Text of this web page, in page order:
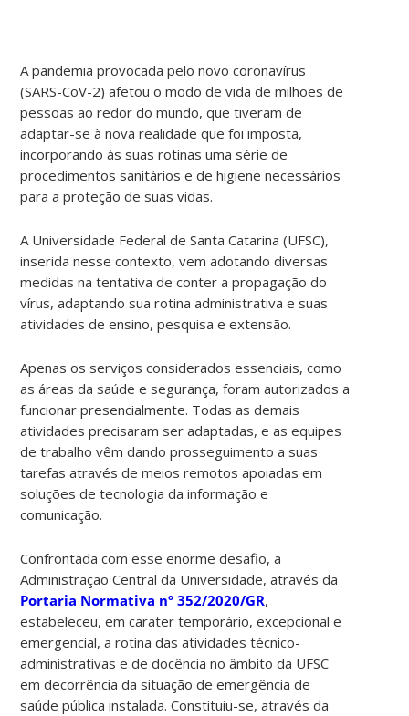
A pandemia provocada pelo novo coronavírus
(SARS-CoV-2) afetou o modo de vida de milhões de
pessoas ao redor do mundo, que tiveram de
adaptar-se à nova realidade que foi imposta,
incorporando às suas rotinas uma série de
procedimentos sanitários e de higiene necessários
para a proteção de suas vidas.
A Universidade Federal de Santa Catarina (UFSC),
inserida nesse contexto, vem adotando diversas
medidas na tentativa de conter a propagação do
vírus, adaptando sua rotina administrativa e suas
atividades de ensino, pesquisa e extensão.
Apenas os serviços considerados essenciais, como
as áreas da saúde e segurança, foram autorizados a
funcionar presencialmente. Todas as demais
atividades precisaram ser adaptadas, e as equipes
de trabalho vêm dando prosseguimento a suas
tarefas através de meios remotos apoiadas em
soluções de tecnologia da informação e
comunicação.
Confrontada com esse enorme desafio, a
Administração Central da Universidade, através da
Portaria Normativa nº 352/2020/GR,
estabeleceu, em carater temporário, excepcional e
emergencial, a rotina das atividades técnico-
administrativas e de docência no âmbito da UFSC
em decorrência da situação de emergência de
saúde pública instalada. Constituiu-se, através da